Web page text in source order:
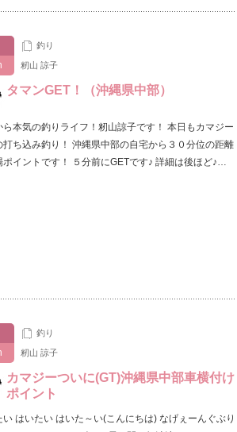
釣り
籾山 諒子
タマンGET！（沖縄県中部）
ら本気の釣りライフ！籾山諒子です！ 本日もカマジー
打ち込み釣り！ 沖縄県中部の自宅から３０分位の距離
ポイントです！ ５分前にGETです♪ 詳細は後ほど♪…
釣り
籾山 諒子
カマジーついに(GT)沖縄県中部車横付け
ポイント
い はいたい はいた～い(こんにちは) なげぇーんぐぶり